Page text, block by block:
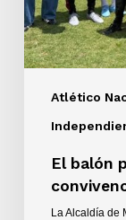
Atlético
clásico
antioqueño
El balón
La Alcaldía de